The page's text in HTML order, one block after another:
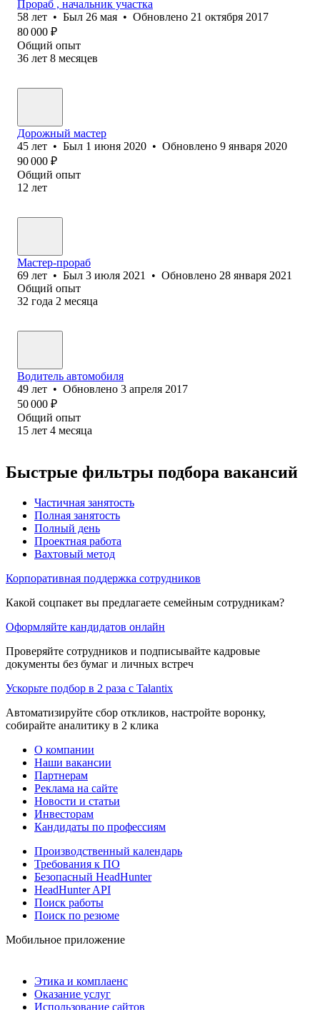
Прораб , начальник участка
58 лет • Был 26 мая • Обновлено 21 октября 2017
80 000 ₽
Общий опыт
36 лет 8 месяцев
Дорожный мастер
45 лет • Был 1 июня 2020 • Обновлено 9 января 2020
90 000 ₽
Общий опыт
12 лет
Мастер-прораб
69 лет • Был 3 июля 2021 • Обновлено 28 января 2021
Общий опыт
32 года 2 месяца
Водитель автомобиля
49 лет • Обновлено 3 апреля 2017
50 000 ₽
Общий опыт
15 лет 4 месяца
Быстрые фильтры подбора вакансий
Частичная занятость
Полная занятость
Полный день
Проектная работа
Вахтовый метод
Корпоративная поддержка сотрудников
Какой соцпакет вы предлагаете семейным сотрудникам?
Оформляйте кандидатов онлайн
Проверяйте сотрудников и подписывайте кадровые
документы без бумаг и личных встреч
Ускорьте подбор в 2 раза с Talantix
Автоматизируйте сбор откликов, настройте воронку,
собирайте аналитику в 2 клика
О компании
Наши вакансии
Партнерам
Реклама на сайте
Новости и статьи
Инвесторам
Кандидаты по профессиям
Производственный календарь
Требования к ПО
Безопасный HeadHunter
HeadHunter API
Поиск работы
Поиск по резюме
Мобильное приложение
Этика и комплаенс
Оказание услуг
Использование сайтов